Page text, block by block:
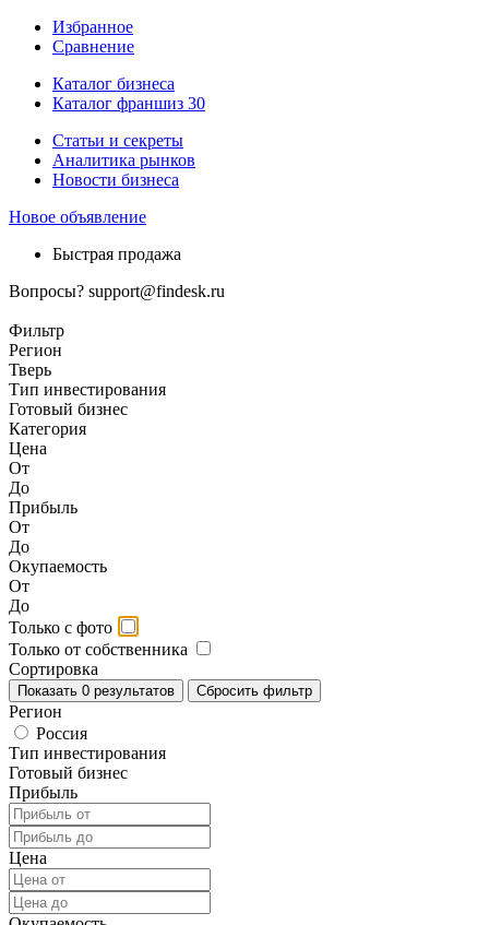
Избранное
Сравнение
Каталог бизнеса
Каталог франшиз 30
Статьи и секреты
Аналитика рынков
Новости бизнеса
Новое объявление
Быстрая продажа
Вопросы? support@findesk.ru
Фильтр
Регион
Тверь
Тип инвестирования
Готовый бизнес
Категория
Цена
От
До
Прибыль
От
До
Окупаемость
От
До
Только с фото
Только от собственника
Сортировка
Показать 0 результатов Сбросить фильтр
Регион
Россия
Тип инвестирования
Готовый бизнес
Прибыль
Цена